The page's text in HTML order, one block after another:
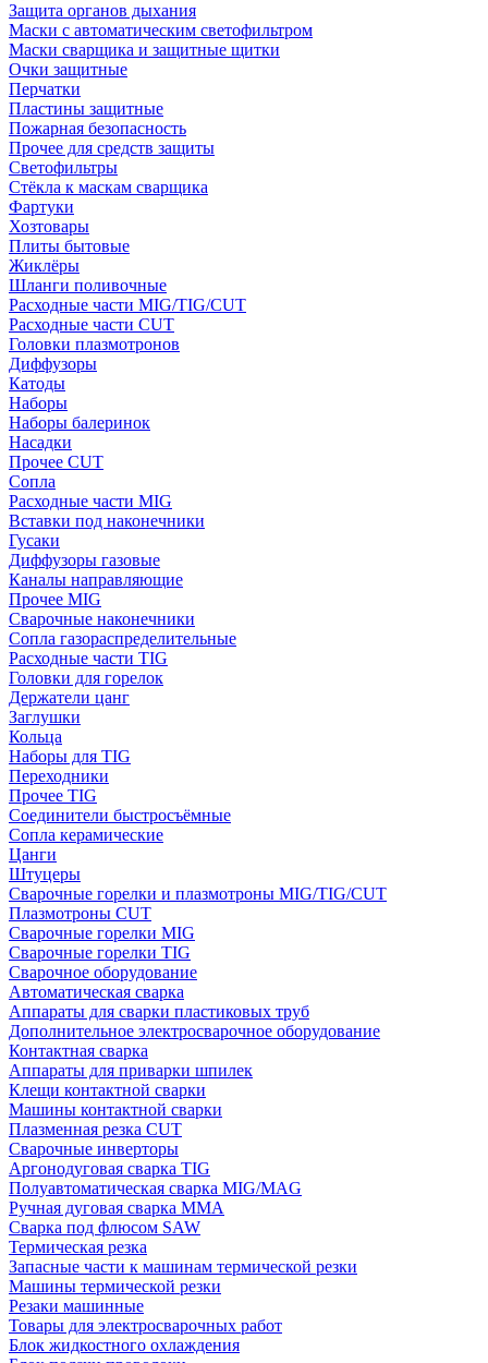
Защита органов дыхания
Маски с автоматическим светофильтром
Маски сварщика и защитные щитки
Очки защитные
Перчатки
Пластины защитные
Пожарная безопасность
Прочее для средств защиты
Светофильтры
Стёкла к маскам сварщика
Фартуки
Хозтовары
Плиты бытовые
Жиклёры
Шланги поливочные
Расходные части MIG/TIG/CUT
Расходные части CUT
Головки плазмотронов
Диффузоры
Катоды
Наборы
Наборы балеринок
Насадки
Прочее CUT
Сопла
Расходные части MIG
Вставки под наконечники
Гусаки
Диффузоры газовые
Каналы направляющие
Прочее MIG
Сварочные наконечники
Сопла газораспределительные
Расходные части TIG
Головки для горелок
Держатели цанг
Заглушки
Кольца
Наборы для TIG
Переходники
Прочее TIG
Соединители быстросъёмные
Сопла керамические
Цанги
Штуцеры
Сварочные горелки и плазмотроны MIG/TIG/CUT
Плазмотроны CUT
Сварочные горелки MIG
Сварочные горелки TIG
Сварочное оборудование
Автоматическая сварка
Аппараты для сварки пластиковых труб
Дополнительное электросварочное оборудование
Контактная сварка
Аппараты для приварки шпилек
Клещи контактной сварки
Машины контактной сварки
Плазменная резка CUT
Сварочные инверторы
Аргонодуговая сварка TIG
Полуавтоматическая сварка MIG/MAG
Ручная дуговая сварка MMA
Сварка под флюсом SAW
Термическая резка
Запасные части к машинам термической резки
Машины термической резки
Резаки машинные
Товары для электросварочных работ
Блок жидкостного охлаждения